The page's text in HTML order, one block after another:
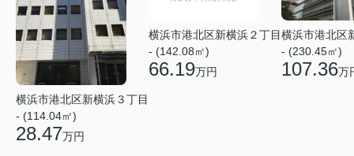
横浜市港北区新横浜３丁目
- (114.04㎡)
28.47万円
横浜市港北区新横浜２丁目
- (142.08㎡)
66.19万円
横浜市港北区
- (230.45㎡)
107.36万